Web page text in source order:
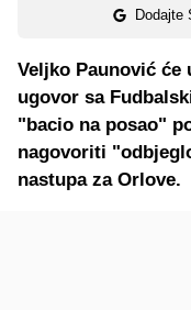
Dodajte
Veljko Paunović
ugovor sa
"bacio na posao"
nagovoriti
nastupa za Orlove.